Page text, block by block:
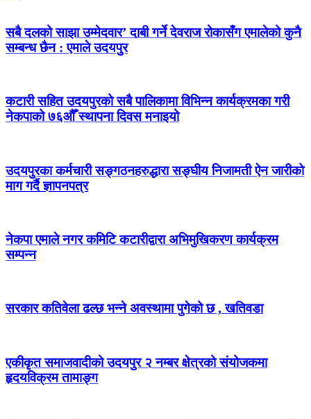
सबै दलको साझा उम्मेदवार’ दाबी गर्ने देवराज रोकासँग एमालेको कुनै
सम्बन्ध छैन : एमाले उदयपुर
कटारी सहित उदयपुरको सबै पालिकामा विभिन्न कार्यक्रमका गरी
नेकपाको ७६औँ स्थापना दिवस मनाइयो
उदयपुरका कर्मचारी सङ्गठनहरुद्धारा सङ्घीय निजामती ऐन जारीको
माग गर्दै ज्ञापनपत्र
नेकपा एमाले नगर कमिटि कटारीद्वारा अभिमुखिकरण कार्यक्रम
सम्पन्न
सरकार कतिवेला ढल्छ भन्ने अवस्थामा पुगेको छ , खतिवडा
एकीकृत समाजवादीको उदयपुर २ नम्बर क्षेत्रको संयोजकमा
हृदयविक्रम तामाङ्ग